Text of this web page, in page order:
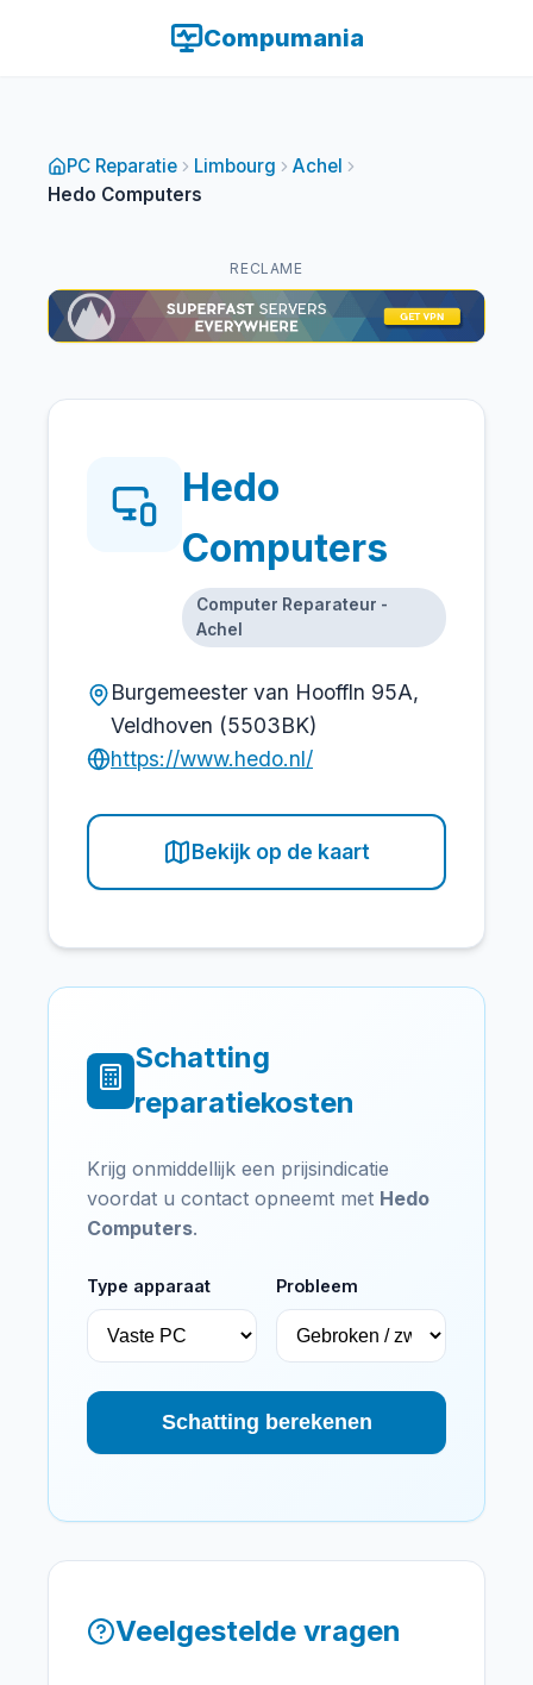
Compumania
PC Reparatie Limbourg
Achel
Hedo Computers
RECLAME
Hedo
Computers
Computer Reparateur -
Achel
Burgemeester van Hooffln 95A,
Veldhoven (5503BK)
https://www.hedo.nl/
Bekijk op de kaart
Schatting
reparatiekosten
Krijg onmiddellijk een prijsindicatie
voordat u contact opneemt met Hedo
Computers.
Type apparaat Probleem
Schatting berekenen
Veelgestelde vragen